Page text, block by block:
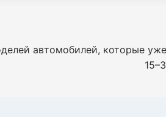
автомобилей, которые